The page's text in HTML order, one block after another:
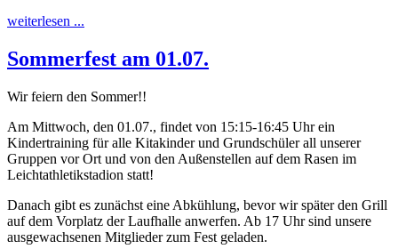
weiterlesen ...
Sommerfest am 01.07.
Wir feiern den Sommer!!
Am Mittwoch, den 01.07., findet von 15:15-16:45 Uhr ein
Kindertraining für alle Kitakinder und Grundschüler all unserer
Gruppen vor Ort und von den Außenstellen auf dem Rasen im
Leichtathletikstadion statt!
Danach gibt es zunächst eine Abkühlung, bevor wir später den Grill
auf dem Vorplatz der Laufhalle anwerfen. Ab 17 Uhr sind unsere
ausgewachsenen Mitglieder zum Fest geladen.